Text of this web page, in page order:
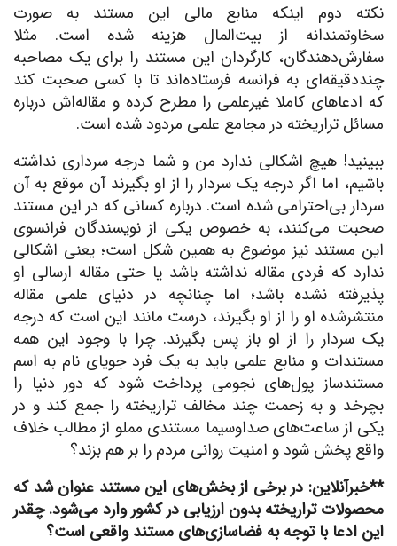
نکته دوم اینکه منابع مالی این مستند به صورت
سخاوتمندانه از بیت‌المال هزینه شده است. مثلا
سفارش‌دهندگان، کارگردان این مستند را برای یک مصاحبه
چنددقیقه‌ای به فرانسه فرستاده‌اند تا با کسی صحبت کند
که ادعاهای کاملا غیرعلمی را مطرح کرده و مقاله‌اش درباره
مسائل تراریخته در مجامع علمی مردود شده است.
ببینید! هیچ اشکالی ندارد من و شما درجه سرداری نداشته
باشیم، اما اگر درجه یک سردار را از او بگیرند آن موقع به آن
سردار بی‌احترامی شده است. درباره کسانی که در این مستند
صحبت می‌کنند، به خصوص یکی از نویسندگان فرانسوی
این مستند نیز موضوع به همین شکل است؛ یعنی اشکالی
ندارد که فردی مقاله نداشته باشد یا حتی مقاله ارسالی او
پذیرفته نشده باشد؛ اما چنانچه در دنیای علمی مقاله
منتشرشده او را از او بگیرند، درست مانند این است که درجه
یک سردار را از او باز پس بگیرند. چرا با وجود این همه
مستندات و منابع علمی باید به یک فرد جویای نام به اسم
مستندساز پول‌های نجومی پرداخت شود که دور دنیا را
بچرخد و به زحمت چند مخالف تراریخته را جمع کند و در
یکی از ساعت‌های صداوسیما مستندی مملو از مطالب خلاف
واقع پخش شود و امنیت روانی مردم را بر هم بزند؟
**خبرآنلاین: در برخی از بخش‌های این مستند عنوان شد که
محصولات تراریخته بدون ارزیابی در کشور وارد می‌شود. چقدر
این ادعا با توجه به فضاسازی‌های مستند واقعی است؟